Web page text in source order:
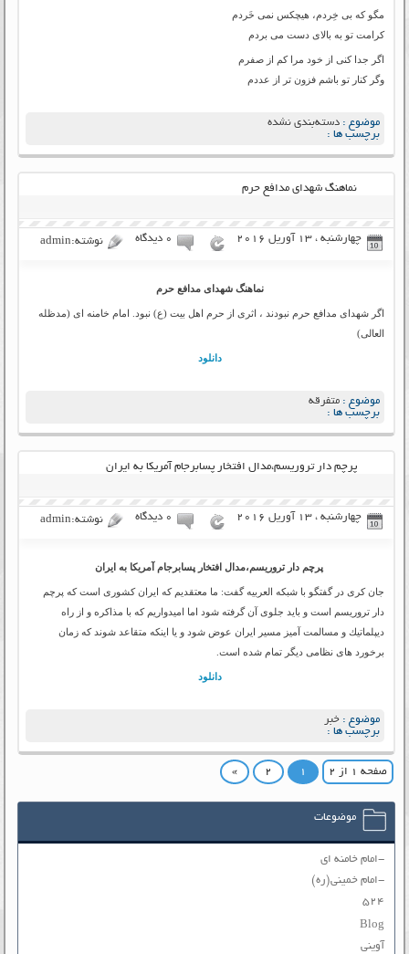
مگو که بی خِردم، هیچکس نمی خَردم
کرامت تو به بالای دست می بردم
اگر جدا کنی از خود مرا کم از صفرم
وگر کنار تو باشم فزون تر از عددم
موضوع :دسته‌بندی نشده
برچسب ها :
نماهنگ شهدای مدافع حرم
چهارشنبه ، 13 آوریل 2016 ۰ دیدگاه نوشته:admin
نماهنگ شهدای مدافع حرم
اگر شهدای مدافع حرم نبودند ، اثری از حرم اهل بیت (ع) نبود. امام خامنه ای (مدظله
العالی)
دانلود
موضوع :متفرقه
برچسب ها :
پرچم دار تروریسم،مدال افتخار پسابرجام آمریکا به ایران
چهارشنبه ، 13 آوریل 2016 ۰ دیدگاه نوشته:admin
پرچم دار تروریسم،مدال افتخار پسابرجام آمریکا به ایران
جان كری در گفتگو با شبکه العربیه گفت: ما معتقدیم كه ایران كشوری است كه پرچم
دار تروریسم است و باید جلوی آن گرفته شود اما امیدواریم كه با مذاكره و از راه
دیپلماتیك و مسالمت آمیز مسیر ایران عوض شود و یا اینكه متقاعد شوند كه زمان
برخورد های نظامی دیگر تمام شده است.
دانلود
موضوع :خبر
برچسب ها :
صفحه ۱ از ۲ ۱ ۲ »
موضوعات
-امام خامنه ای
-امام خمینی(ره)
۵۲۴
Blog
آوینی